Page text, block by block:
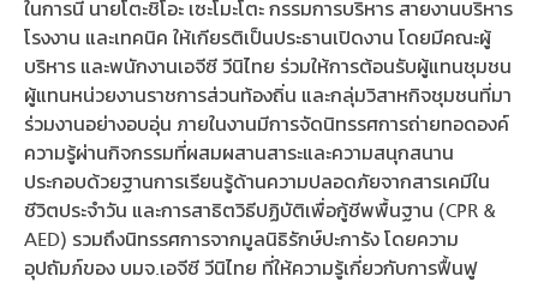
ในการนี้ นายโตะชิโอะ เซะโมะโตะ กรรมการบริหาร สายงานบริหาร
โรงงาน และเทคนิค ให้เกียรติเป็นประธานเปิดงาน โดยมีคณะผู้
บริหาร และพนักงานเอจีซี วีนิไทย ร่วมให้การต้อนรับผู้แทนชุมชน
ผู้แทนหน่วยงานราชการส่วนท้องถิ่น และกลุ่มวิสาหกิจชุมชนที่มา
ร่วมงานอย่างอบอุ่น ภายในงานมีการจัดนิทรรศการถ่ายทอดองค์
ความรู้ผ่านกิจกรรมที่ผสมผสานสาระและความสนุกสนาน
ประกอบด้วยฐานการเรียนรู้ด้านความปลอดภัยจากสารเคมีใน
ชีวิตประจำวัน และการสาธิตวิธีปฏิบัติเพื่อกู้ชีพพื้นฐาน (CPR &
AED) รวมถึงนิทรรศการจากมูลนิธิรักษ์ปะการัง โดยความ
อุปถัมภ์ของ บมจ.เอจีซี วีนิไทย ที่ให้ความรู้เกี่ยวกับการฟื้นฟู